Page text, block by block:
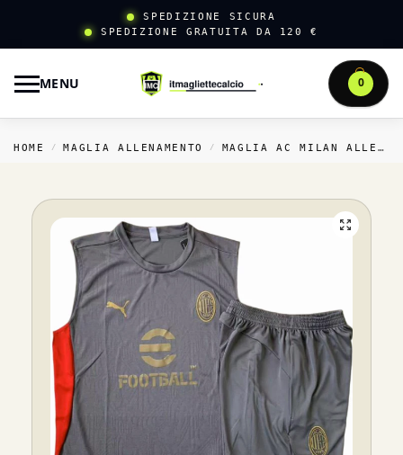
SPEDIZIONE SICURA
SPEDIZIONE GRATUITA DA 120 €
MENU 0
HOME / MAGLIA ALLENAMENTO / MAGLIA AC MILAN ALLENAMENTO